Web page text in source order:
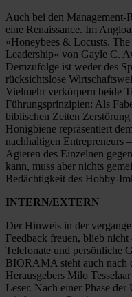
Auch bei den Management-
eine Renaissance. Im
»Honeybees & Locusts.
Leadership« von Gayle C.
Demzufolge ist weder des
rücksichtslose
Vielmehr verkörpern beide
Führungsprinzipien: Als
biblischen Zeiten
Honigbiene repräsentiert
nachhaltigen Entrepreneurs
Agieren des Einzelnen
kann, muss aber nichts
Bedächtigkeit des Hobby-
INTERN/EXTERN
Der Hinweis in der
Feedback freuen, blieb
Telefonate und persönliche
BIORAMA steht auch nach
Herausgebers Milo
Leser. Nach einer Phase